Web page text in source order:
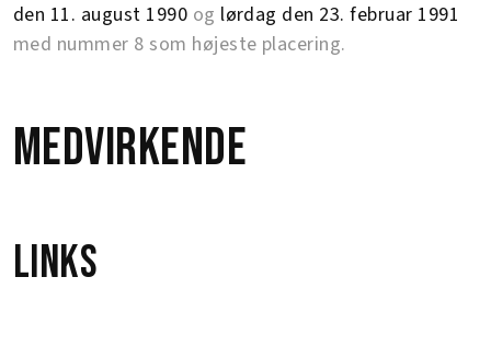
den 11. august 1990 og lørdag den 23. februar 1991
med nummer 8 som højeste placering.
Medvirkende
Links